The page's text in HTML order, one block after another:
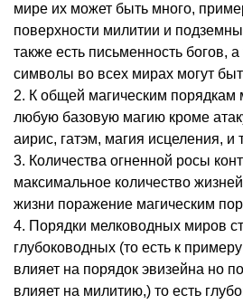
мире их может быть много,
поверхности милитии и
также есть письменность богов,
символы во всех мирах могут
2. К общей магическим порядкам
любую базовую магию кроме
аирис, гатэм, магия исцеления, и
3. Количества огненной росы
максимальное количество
жизни поражение магическим
4. Порядки мелководных миров
глубоководных (то есть к
влияет на порядок эвизейна но
влияет на милитию,) то есть